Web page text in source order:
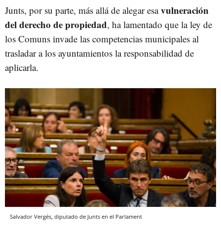
Junts, por su parte, más allá de alegar esavulneración
del derecho de propiedad, ha lamentado que la ley de
los Comuns invade las competencias municipales al
trasladar a los ayuntamientos la responsabilidad de
aplicarla.
Salvador Vergés, diputado de Junts en el Parlament